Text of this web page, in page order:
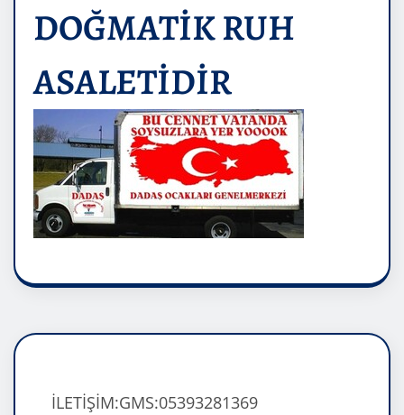
DOĞMATİK RUH
ASALETİDİR
İLETİŞİM:GMS:05393281369